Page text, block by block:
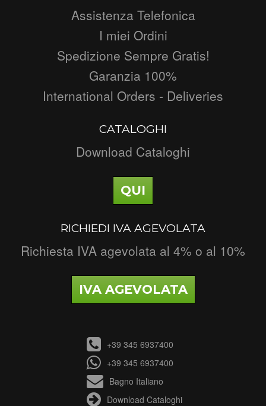
Assistenza Telefonica
I miei Ordini
Spedizione Sempre Gratis!
Garanzia 100%
International Orders - Deliveries
CATALOGHI
Download Cataloghi
QUI
RICHIEDI IVA AGEVOLATA
Richiesta IVA agevolata al 4% o al 10%
IVA AGEVOLATA
+39 345 6937400
+39 345 6937400
Bagno Italiano
Download Cataloghi